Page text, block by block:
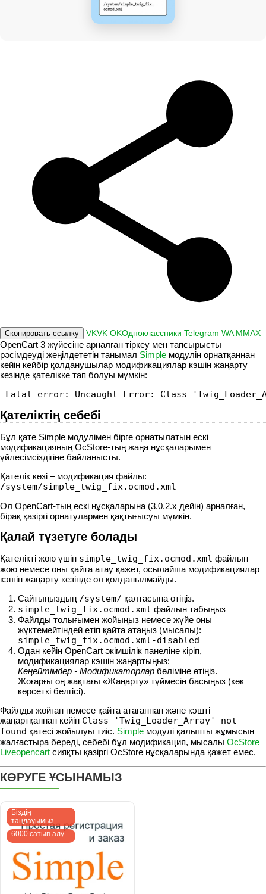
Скопировать ссылку VKVK OKОдноклассники Telegram WA MMAX
OpenCart 3 жүйесіне арналған тіркеу мен тапсырысты
рәсімдеуді жеңілдететін танымал Simple модулін орнатқаннан
кейін кейбір қолданушылар модификациялар кэшін жаңарту
кезінде қателікке тап болуы мүмкін:
Fatal error: Uncaught Error: Class
Қателіктің себебі
Бұл қате Simple модулімен бірге орнатылатын ескі
модификацияның OсStore-тың жаңа нұсқаларымен
үйлесімсіздігіне байланысты.
Қателік көзі – модификация файлы:
/system/simple_twig_fix.ocmod.xml
Ол OpenCart-тың ескі нұсқаларына (3.0.2.x дейін) арналған,
бірақ қазіргі орнатулармен қақтығысуы мүмкін.
Қалай түзетуге болады
Қателікті жою үшін simple_twig_fix.ocmod.xml файлын
жою немесе оны қайта атау қажет, осылайша модификациялар
кэшін жаңарту кезінде ол қолданылмайды.
Сайтыңыздың /system/ қалтасына өтіңіз.
simple_twig_fix.ocmod.xml файлын табыңыз
Файлды толығымен жойыңыз немесе жүйе оны
жүктемейтіндей етіп қайта атаңыз (мысалы):
simple_twig_fix.ocmod.xml-disabled
Одан кейін OpenCart әкімшілік панеліне кіріп,
модификациялар кэшін жаңартыңыз:
Кеңейтімдер - Модификаторлар бөліміне өтіңіз.
Жоғарғы оң жақтағы «Жаңарту» түймесін басыңыз (көк
көрсеткі белгісі).
Файлды жойған немесе қайта атағаннан және кэшті
жаңартқаннан кейін Class 'Twig_Loader_Array' not
found қатесі жойылуы тиіс. Simple модулі қалыпты жұмысын
жалғастыра береді, себебі бұл модификация, мысалы OcStore
Liveopencart сияқты қазіргі OcStore нұсқаларында қажет емес.
КӨРУГЕ ҰСЫНАМЫЗ
Біздің
таңдауымыз
6000 сатып алу